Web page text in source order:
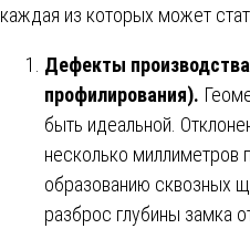
каждая из которых может
Дефекты
профилирования).
быть идеальной.
несколько миллиметров
образованию сквозных
разброс глубины замка